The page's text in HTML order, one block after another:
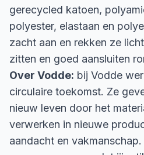
gerecycled katoen,
polyester, elastaan en
zacht aan en rekken ze
zitten en goed aansluiten
Over Vodde: bij Vodde
circulaire toekomst. Ze
nieuw leven door het
verwerken in nieuwe
aandacht en